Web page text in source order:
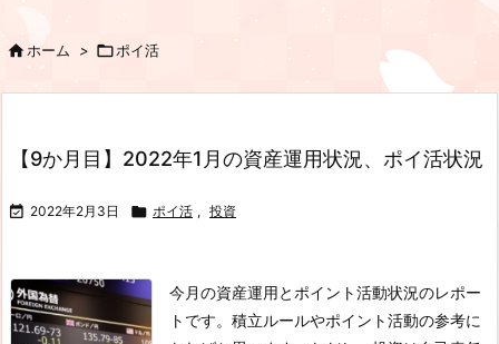
ホーム > ポイ活
【9か月目】2022年1月の資産運用状況、ポイ活状況
 2022年2月3日  ポイ活 , 投資
今月の資産運用とポイント活動状況のレポー
トです。積立ルールやポイント活動の参考に